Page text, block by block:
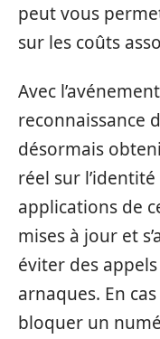
peut vous
sur les coûts
Avec
reconnaissance
désormais
réel sur l’identité
applications de
mises à jour et
éviter des
arnaques. En
bloquer un